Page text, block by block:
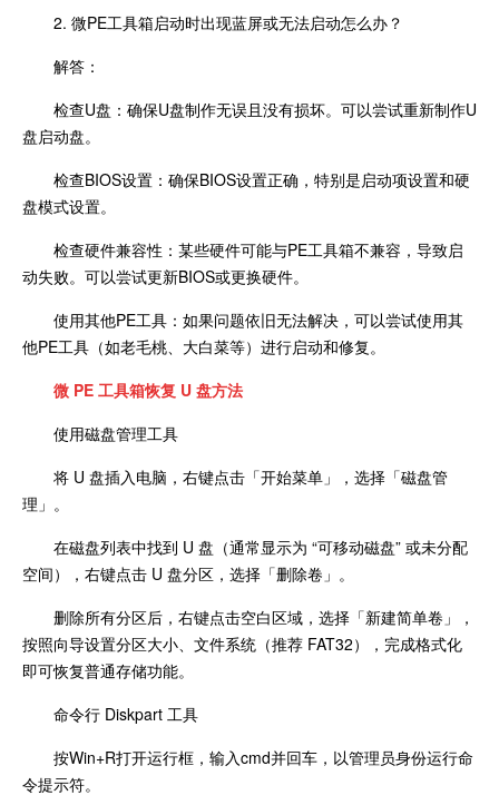
2. 微PE工具箱启动时出现蓝屏或无法启动怎么办？
解答：
检查U盘：确保U盘制作无误且没有损坏。可以尝试重新制作U
盘启动盘。
检查BIOS设置：确保BIOS设置正确，特别是启动项设置和硬
盘模式设置。
检查硬件兼容性：某些硬件可能与PE工具箱不兼容，导致启
动失败。可以尝试更新BIOS或更换硬件。
使用其他PE工具：如果问题依旧无法解决，可以尝试使用其
他PE工具（如老毛桃、大白菜等）进行启动和修复。
微 PE 工具箱恢复 U 盘方法
使用磁盘管理工具
将 U 盘插入电脑，右键点击「开始菜单」，选择「磁盘管
理」。
在磁盘列表中找到 U 盘（通常显示为 “可移动磁盘” 或未分配
空间），右键点击 U 盘分区，选择「删除卷」。
删除所有分区后，右键点击空白区域，选择「新建简单卷」，
按照向导设置分区大小、文件系统（推荐 FAT32），完成格式化
即可恢复普通存储功能。
命令行 Diskpart 工具
按Win+R打开运行框，输入cmd并回车，以管理员身份运行命
令提示符。